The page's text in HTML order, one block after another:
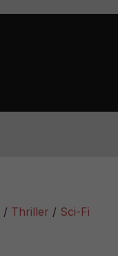
Thriller
Sci-Fi